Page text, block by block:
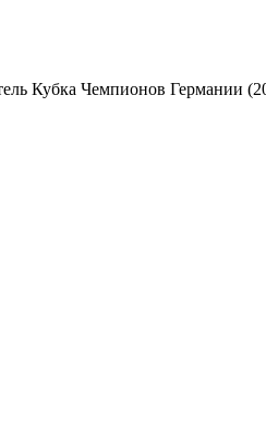
Кубка Чемпионов Германии